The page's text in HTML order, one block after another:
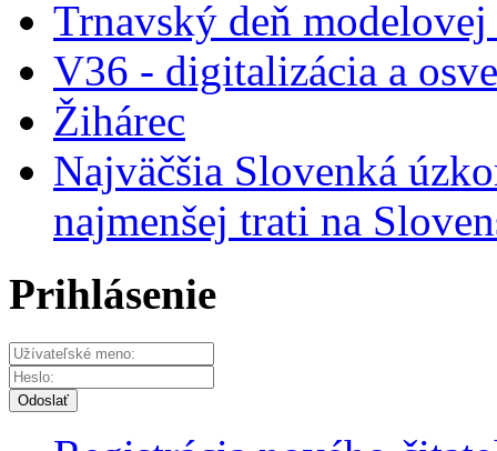
Trnavský deň modelovej
V36 - digitalizácia a
Žihárec
Najväčšia Slovenká
najmenšej trati na
Prihlásenie
Odoslať